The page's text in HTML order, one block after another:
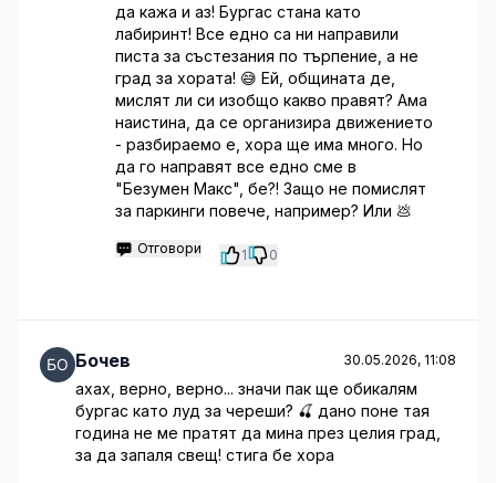
да кажа и аз! Бургас стана като
лабиринт! Все едно са ни направили
писта за състезания по търпение, а не
град за хората! 😅 Ей, общината де,
мислят ли си изобщо какво правят? Ама
наистина, да се организира движението
- разбираемо е, хора ще има много. Но
да го направят все едно сме в
"Безумен Макс", бе?! Защо не помислят
за паркинги повече, например? Или 💩
Отговори 1 0
Бочев 30.05.2026, 11:08
ахах, верно, верно... значи пак ще обикалям
бургас като луд за череши? 🍒 дано поне тая
година не ме пратят да мина през целия град,
за да запаля свещ! стига бе хора